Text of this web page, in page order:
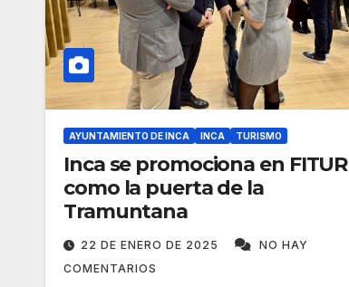
AYUNTAMIENTO DE INCA INCA TURISMO
Inca se promociona en FITUR
como la puerta de la
Tramuntana
22 DE ENERO DE 2025
NO HAY
COMENTARIOS